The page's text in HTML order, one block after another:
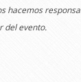
hacemos
del evento.